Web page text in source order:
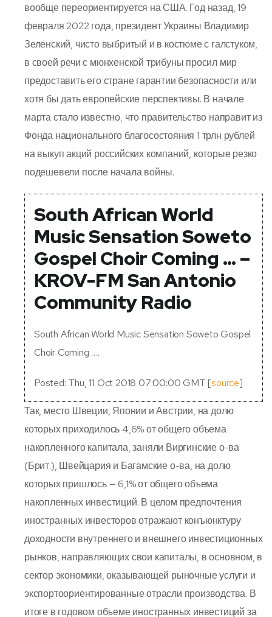
вообще переориентируется на США. Год назад, 19
февраля 2022 года, президент Украины Владимир
Зеленский, чисто выбритый и в костюме с галстуком,
в своей речи с мюнхенской трибуны просил мир
предоставить его стране гарантии безопасности или
хотя бы дать европейские перспективы. В начале
марта стало известно, что правительство направит из
Фонда национального благосостояния 1 трлн рублей
на выкуп акций российских компаний, которые резко
подешевели после начала войны.
South African World
Music Sensation Soweto
Gospel Choir Coming … –
KROV-FM San Antonio
Community Radio
South African World Music Sensation Soweto Gospel
Choir Coming ….
Posted: Thu, 11 Oct 2018 07:00:00 GMT [source]
Так, место Швеции, Японии и Австрии, на долю
которых приходилось 4,6% от общего объема
накопленного капитала, заняли Виргинские о-ва
(Брит.), Швейцария и Багамские о-ва, на долю
которых пришлось — 6,1% от общего объема
накопленных инвестиций. В целом предпочтения
иностранных инвесторов отражают конъюнктуру
доходности внутреннего и внешнего инвестиционных
рынков, направляющих свои капиталы, в основном, в
сектор экономики, оказывающей рыночные услуги и
экспортоориентированные отрасли производства. В
итоге в годовом объеме иностранных инвестиций за